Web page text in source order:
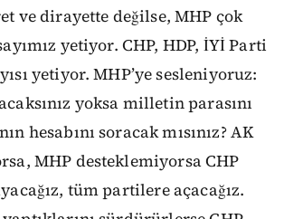
ve dirayette değilse, MHP çok
yetiyor. CHP, HDP, İYİ Parti
yetiyor. MHP’ye sesleniyoruz:
yoksa milletin parasını
hesabını soracak mısınız? AK
MHP desteklemiyorsa CHP
tüm partilere açacağız.